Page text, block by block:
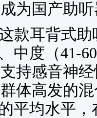
为国产助
款耳背式
中度（41-
持感音神
体高发的
平均水平